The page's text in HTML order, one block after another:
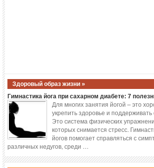
Здоровый образ жизни »
Гимнастика йога при сахарном диабете: 7
Для многих занятия йогой – это
укрепить здоровье и поддерживать
Это система физических
которых снимается стресс.
йогов помогает справляться с
различных недугов, среди …